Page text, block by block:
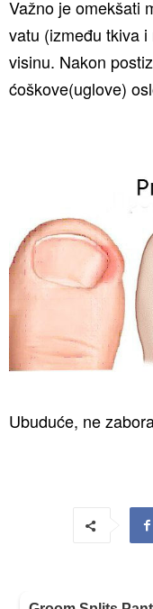
Važno je omekšati
vatu (između tkiva
visinu. Nakon
ćoškove(uglove)
Ubuduće, ne